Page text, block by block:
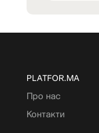
PLATFOR.MA
Про нас
Контакти